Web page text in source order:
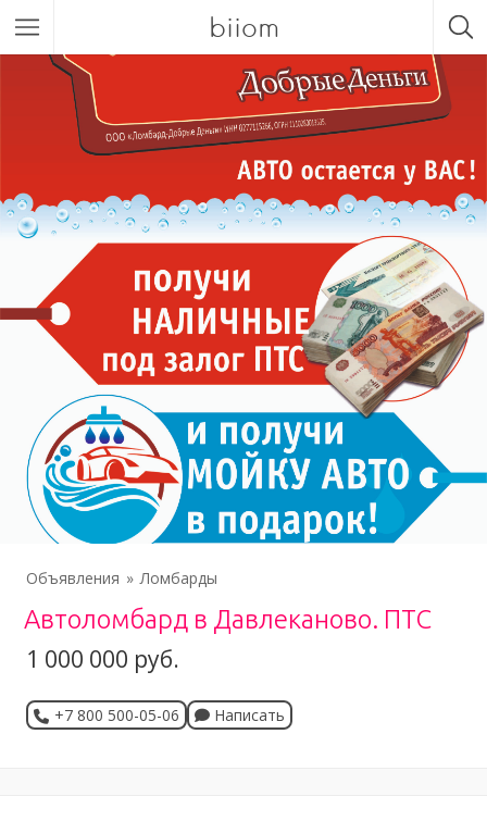
biiom
Объявления Ломбарды
Автоломбард в Давлеканово. ПТС
1 000 000 руб.
+7 800 500-05-06 Написать